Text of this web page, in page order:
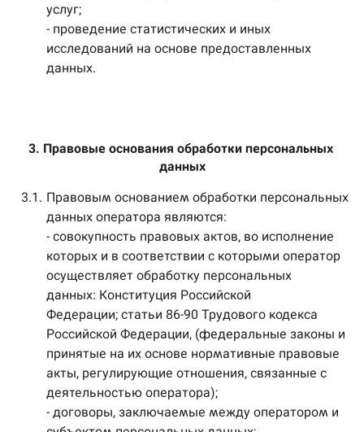
услуг;
- проведение статистических и иных
исследований на основе предоставленных
данных.
3. Правовые основания обработки персональных
данных
3.1. Правовым основанием обработки персональных
данных оператора являются:
- совокупность правовых актов, во исполнение
которых и в соответствии с которыми оператор
осуществляет обработку персональных
данных: Конституция Российской
Федерации; статьи 86-90 Трудового кодекса
Российской Федерации, (федеральные законы и
принятые на их основе нормативные правовые
акты, регулирующие отношения, связанные с
деятельностью оператора);
- договоры, заключаемые между оператором и